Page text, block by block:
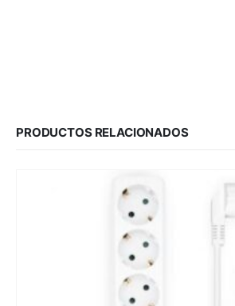
PRODUCTOS RELACIONADOS